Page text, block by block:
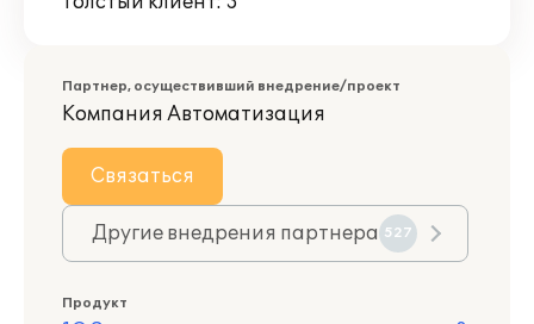
Партнер, осуществивший внедрение/проект
Компания Автоматизация
Связаться
Другие внедрения партнера 527
Продукт